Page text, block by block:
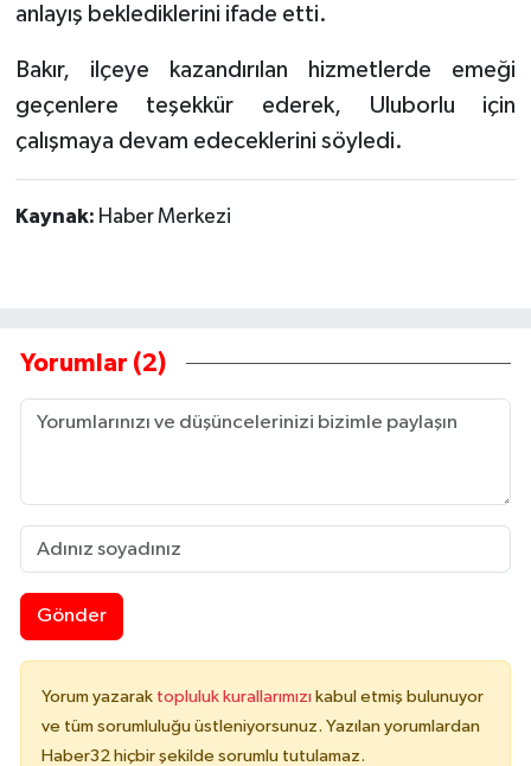
anlayış beklediklerini ifade etti.
Bakır, ilçeye kazandırılan hizmetlerde emeği
geçenlere teşekkür ederek, Uluborlu için
çalışmaya devam edeceklerini söyledi.
Kaynak: Haber Merkezi
Yorumlar (2)
Gönder
Yorum yazarak topluluk kurallarımızı kabul etmiş bulunuyor
ve tüm sorumluluğu üstleniyorsunuz. Yazılan yorumlardan
Haber32 hiçbir şekilde sorumlu tutulamaz.